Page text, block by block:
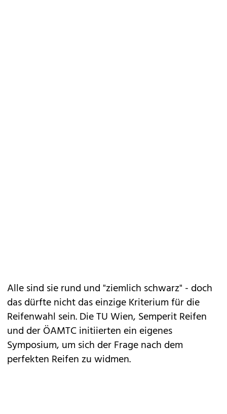
Alle sind sie rund und "ziemlich schwarz" - doch
das dürfte nicht das einzige Kriterium für die
Reifenwahl sein. Die TU Wien, Semperit Reifen
und der ÖAMTC initiierten ein eigenes
Symposium, um sich der Frage nach dem
perfekten Reifen zu widmen.